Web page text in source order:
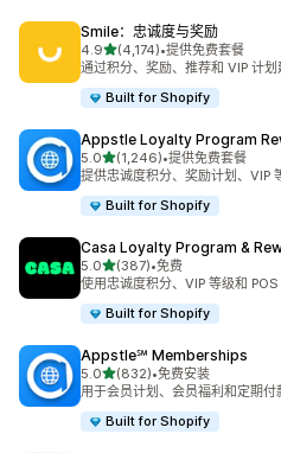
Smile：忠诚度与奖励
4.9星（满分 5 星）
(4,174)
总共 4174 条评论
•提供免费套餐
通过积分、奖励、推荐和 VIP 计
Built for Shopify
Appstle Loyalty Program
5.0星（满分 5 星）
(1,246)
总共 1246 条评论
•提供免费套餐
提供忠诚度积分、奖励计划、VIP
Built for Shopify
Casa Loyalty Program &
5.0星（满分 5 星）
(387)
总共 387 条评论
•免费
使用忠诚度积分、VIP 等级和 POS
Built for Shopify
Appstle℠ Memberships
5.0星（满分 5 星）
(832)
总共 832 条评论
•免费安装
用于会员计划、会员福利和定期付
Built for Shopify